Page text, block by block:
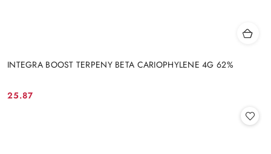
INTEGRA BOOST TERPENY BETA CARIOPHYLENE 4G 62%
Cena:
25.87